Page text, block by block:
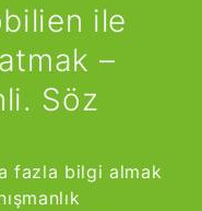
ile
–
Söz
fazla bilgi almak